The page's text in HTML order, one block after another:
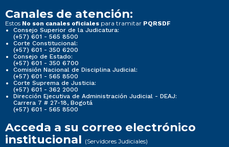
Canales de atención:
Estos No son canales oficiales para tramitar PQRSDF
Consejo Superior de la Judicatura:
(+57) 601 - 565 8500
Corte Constitucional:
(+57) 601 - 350 6200
Consejo de Estado:
(+57) 601 - 350 6700
Comisión Nacional de Disciplina Judicial:
(+57) 601 - 565 8500
Corte Suprema de Justicia:
(+57) 601 - 362 2000
Dirección Ejecutiva de Administración Judicial - DEAJ:
Carrera 7 # 27-18, Bogotá
(+57) 601 - 565 8500
Acceda a su correo electrónico
institucional (Servidores Judiciales)